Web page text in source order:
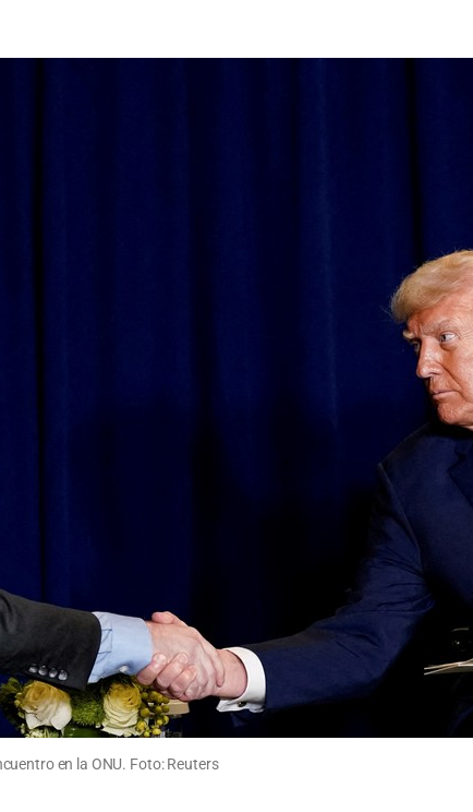
en la ONU. Foto: Reuters